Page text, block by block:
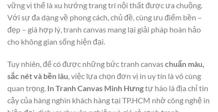
vững vị thế là xu hướng trang trí nội thất được ưa chuộng.
Với sự đa dạng về phong cách, chủ đề, cùng ưu điểm bền –
đẹp – giá hợp lý, tranh canvas mang lại giải pháp hoàn hảo
cho không gian sống hiện đại.
Tuy nhiên, để có được những bức tranh canvaschuẩn màu,
sắc nét và bền lâu, việc lựa chọn đơn vị in uy tín là vô cùng
quan trọng. In Tranh Canvas Minh Hưngtự hào là địa chỉ tin
cậy của hàng nghìn khách hàng tại TP.HCM nhờ công nghệ in